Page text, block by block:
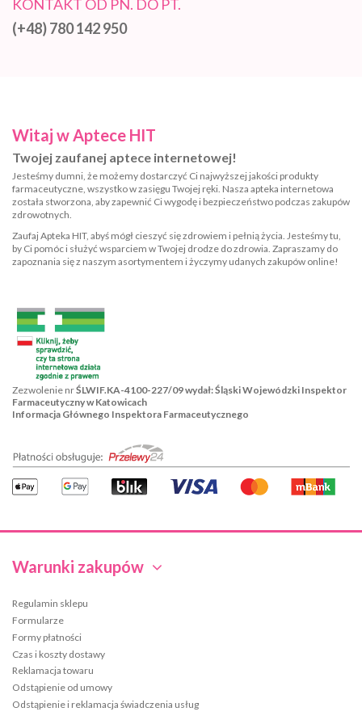
KONTAKT OD PN. DO PT.
(+48) 780 142 950
Warunki zakupów
Regulamin sklepu
Formularze
Formy płatności
Czas i koszty dostawy
Reklamacja towaru
Odstąpienie od umowy
Odstąpienie i reklamacja świadczenia usług
Witaj w Aptece HIT
Twojej zaufanej aptece internetowej!
Jesteśmy dumni, że możemy dostarczyć Ci najwyższej jakości produkty
farmaceutyczne, wszystko w zasięgu Twojej ręki. Nasza apteka internetowa
została stworzona, aby zapewnić Ci wygodę i bezpieczeństwo podczas zakupów
zdrowotnych.
Zaufaj Apteka HIT, abyś mógł cieszyć się zdrowiem i pełnią życia. Jesteśmy tu,
by Ci pomóc i służyć wsparciem w Twojej drodze do zdrowia. Zapraszamy do
zapoznania się z naszym asortymentem i życzymy udanych zakupów online!
Zezwolenie nrŚLWIF.KA-4100-227/09 wydał: Śląski Wojewódzki Inspektor
Farmaceutyczny w Katowicach
Informacja Głównego Inspektora Farmaceutycznego